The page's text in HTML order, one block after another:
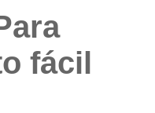
fácil